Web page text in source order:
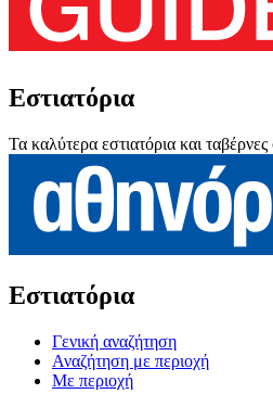
Εστιατόρια
Τα καλύτερα εστιατόρια και
Εστιατόρια
Γενική αναζήτηση
Αναζήτηση με περιοχή
Με περιοχή